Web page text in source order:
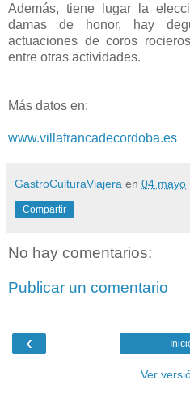
Además, tiene lugar la
damas de honor, hay
actuaciones de coros
entre otras actividades.
Más datos en:
www.villafrancadecordoba.es
GastroCulturaViajera en 04 mayo
Compartir
No hay comentarios:
Publicar un comentario
‹
Ver